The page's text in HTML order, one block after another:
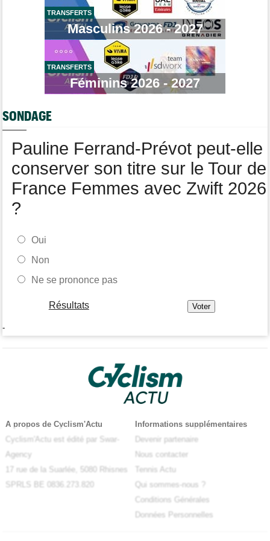
Tour de France Femmes
Reusser : "On s'est trop regardées... c'était stupide"
15:35
Tour de France Femmes
Lilan Calmejane: "Ferrand-Prévot nous raconte des salades…"
Route
Un coureur de 16 ans touché à la moelle épinière suite à un
accident
La peloton du Tour Femmes... 21 abandons
TRANSFERTS
Masculins 2026 - 2027
TRANSFERTS
Féminins 2026 - 2027
SONDAGE
Pauline Ferrand-Prévot peut-elle
conserver son titre sur le Tour de
France Femmes avec Zwift 2026
?
Oui
Non
Ne se prononce pas
Résultats
-
A propos de Cyclism'Actu
Cyclism'Actu est édité par Swar-
Agency
17 rue de la Suarlée, 5080 Rhisnes
SPRLS BE 0836.273.820
Informations supplémentaires
Devenir partenaire
Nous contacter
Tennis Actu
Qui sommes-nous ?
Conditions Générales
Données Personnelles